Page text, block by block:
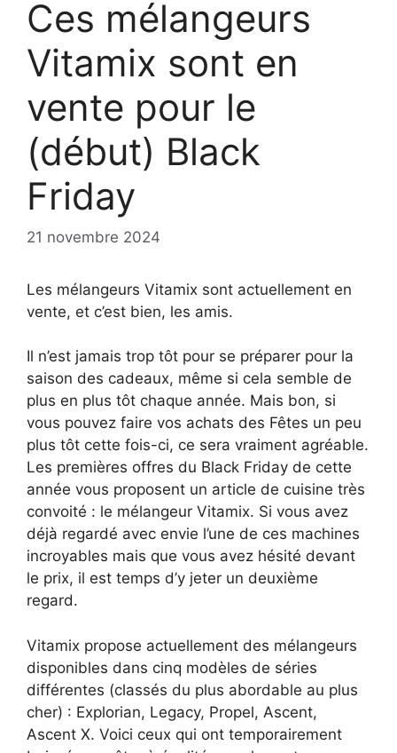
Ces mélangeurs
Vitamix sont en
vente pour le
(début) Black
Friday
21 novembre 2024
Les mélangeurs Vitamix sont actuellement en
vente, et c’est bien, les amis.
Il n’est jamais trop tôt pour se préparer pour la
saison des cadeaux, même si cela semble de
plus en plus tôt chaque année. Mais bon, si
vous pouvez faire vos achats des Fêtes un peu
plus tôt cette fois-ci, ce sera vraiment agréable.
Les premières offres du Black Friday de cette
année vous proposent un article de cuisine très
convoité : le mélangeur Vitamix. Si vous avez
déjà regardé avec envie l’une de ces machines
incroyables mais que vous avez hésité devant
le prix, il est temps d’y jeter un deuxième
regard.
Vitamix propose actuellement des mélangeurs
disponibles dans cinq modèles de séries
différentes (classés du plus abordable au plus
cher) : Explorian, Legacy, Propel, Ascent,
Ascent X. Voici ceux qui ont temporairement